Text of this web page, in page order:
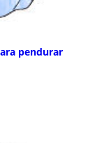
pendurar